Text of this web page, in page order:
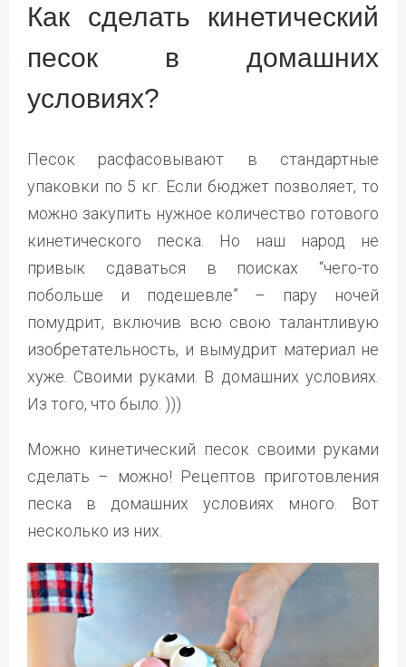
Как сделать кинетический
песок в домашних
условиях?
Песок расфасовывают в стандартные
упаковки по 5 кг. Если бюджет позволяет, то
можно закупить нужное количество готового
кинетического песка. Но наш народ не
привык сдаваться в поисках “чего-то
побольше и подешевле” – пару ночей
помудрит, включив всю свою талантливую
изобретательность, и вымудрит материал не
хуже. Своими руками. В домашних условиях.
Из того, что было. )))
Можно кинетический песок своими руками
сделать – можно! Рецептов приготовления
песка в домашних условиях много. Вот
несколько из них.